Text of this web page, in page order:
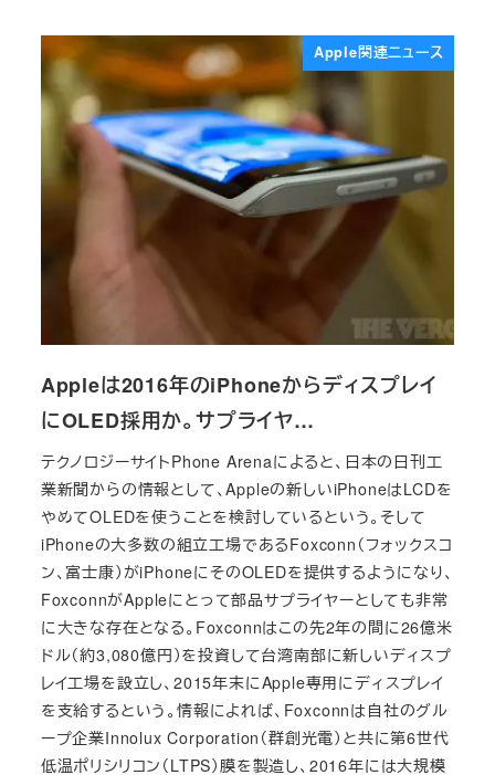
Apple関連ニュース
Appleは2016年のiPhoneからディスプレイ
にOLED採用か。サプライヤ…
テクノロジーサイトPhone Arenaによると、日本の日刊工
業新聞からの情報として、Appleの新しいiPhoneはLCDを
やめてOLEDを使うことを検討しているという。そして
iPhoneの大多数の組立工場であるFoxconn（フォックスコ
ン、富士康）がiPhoneにそのOLEDを提供するようになり、
FoxconnがAppleにとって部品サプライヤーとしても非常
に大きな存在となる。Foxconnはこの先2年の間に26億米
ドル（約3,080億円）を投資して台湾南部に新しいディスプ
レイ工場を設立し、2015年末にApple専用にディスプレイ
を支給するという。情報によれば、Foxconnは自社のグル
ープ企業Innolux Corporation（群創光電）と共に第6世代
低温ポリシリコン（LTPS）膜を製造し、2016年には大規模